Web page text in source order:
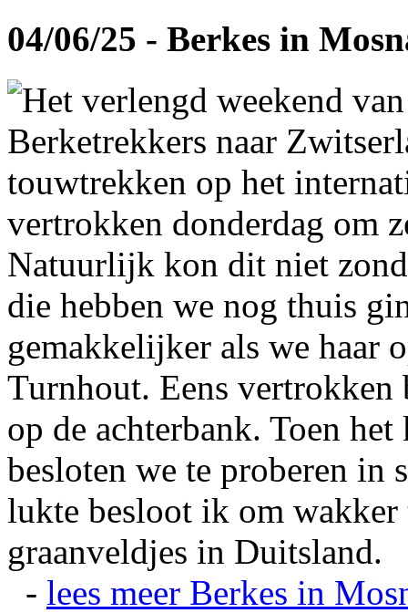
04/06/25 - Berkes in
Het verlengd weekend
Berketrekkers naar
touwtrekken op het
vertrokken donderdag om
Natuurlijk kon dit niet
die hebben we nog thuis
gemakkelijker als we haar
Turnhout. Eens vertrokken
op de achterbank. Toen
besloten we te proberen in
lukte besloot ik om
graanveldjes in Duitsland.
- lees meer Berkes in